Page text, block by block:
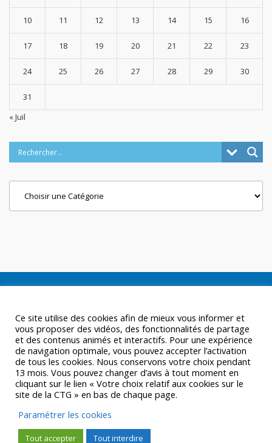
10 11 12 13 14 15 16
17 18 19 20 21 22 23
24 25 26 27 28 29 30
31
« Juil
Ce site utilise des cookies afin de mieux vous informer et
vous proposer des vidéos, des fonctionnalités de partage
et des contenus animés et interactifs. Pour une expérience
de navigation optimale, vous pouvez accepter l’activation
de tous les cookies. Nous conservons votre choix pendant
13 mois. Vous pouvez changer d’avis à tout moment en
cliquant sur le lien « Votre choix relatif aux cookies sur le
site de la CTG » en bas de chaque page.
Paramétrer les cookies
Tout accepter Tout interdire